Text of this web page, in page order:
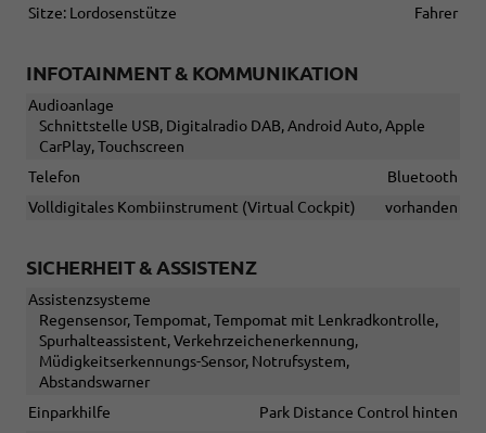
Sitze: Lordosenstütze
Fahrer
INFOTAINMENT & KOMMUNIKATION
Audioanlage
Schnittstelle USB, Digitalradio DAB, Android Auto, Apple
CarPlay, Touchscreen
Telefon
Bluetooth
Volldigitales Kombiinstrument (Virtual Cockpit)
vorhanden
SICHERHEIT & ASSISTENZ
Assistenzsysteme
Regensensor, Tempomat, Tempomat mit Lenkradkontrolle,
Spurhalteassistent, Verkehrzeichenerkennung,
Müdigkeitserkennungs-Sensor, Notrufsystem,
Abstandswarner
Einparkhilfe
Park Distance Control hinten